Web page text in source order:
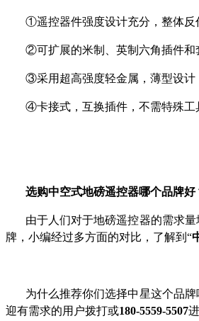
①遥控器件强度设计充分，整体反
②可扩展的米制、英制六角插件和
③采用超高强度轻金属，薄型设计
④卡接式，互换插件，不需特殊工
选购中空式地磅遥控器哪个品牌好
由于人们对于地磅遥控器的需求
牌，小编经过多方面的对比，了解到“
为什么推荐你们选择中星这个品
迎有需求的用户拨打或180-5559-5507